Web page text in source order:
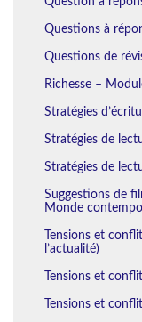
Questions à
Questions de
Richesse –
Stratégies
Stratégies de
Stratégies de
Suggestions de
Monde
Tensions et
l’actualité)
Tensions et
Tensions et